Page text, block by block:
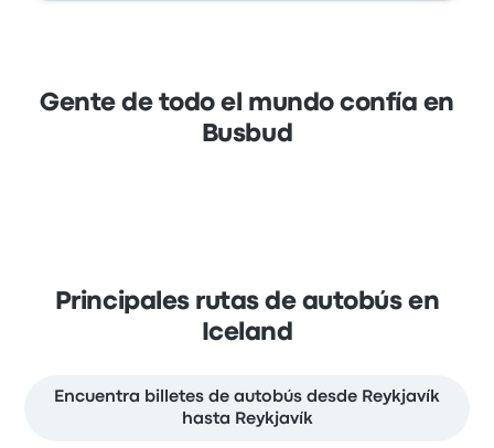
Gente de todo el mundo confía en
Busbud
Principales rutas de autobús en
Iceland
Encuentra billetes de autobús desde Reykjavík
hasta Reykjavík